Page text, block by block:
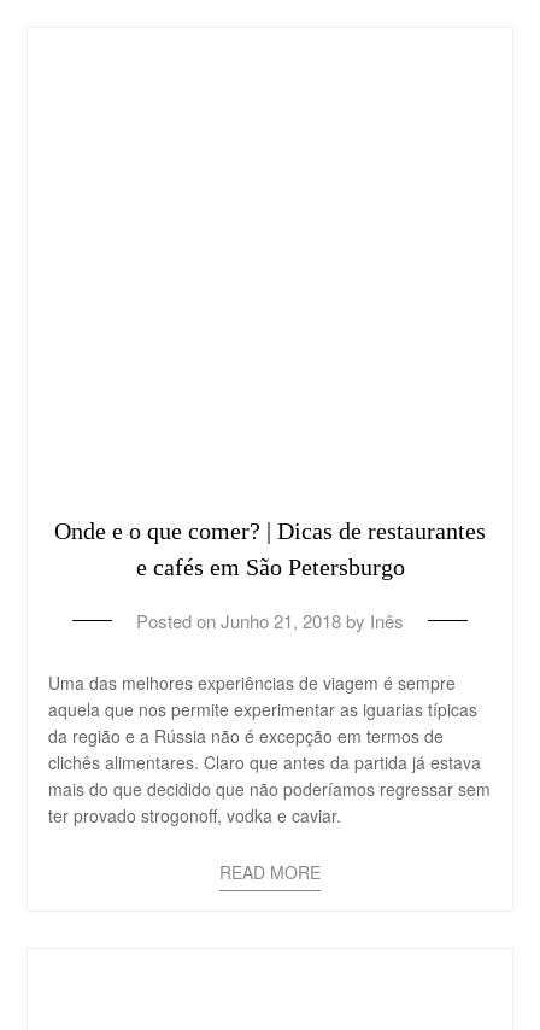
Onde e o que comer? | Dicas de restaurantes
e cafés em São Petersburgo
Posted onJunho 21, 2018 by Inês
Uma das melhores experiências de viagem é sempre
aquela que nos permite experimentar as iguarias típicas
da região e a Rússia não é excepção em termos de
clichês alimentares. Claro que antes da partida já estava
mais do que decidido que não poderíamos regressar sem
ter provado strogonoff, vodka e caviar.
READ MORE